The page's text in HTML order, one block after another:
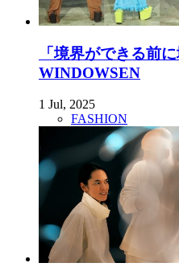
「境界ができる前
WINDOWSEN
1 Jul, 2025
FASHION